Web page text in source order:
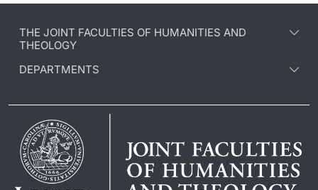
THE JOINT FACULTIES OF HUMANITIES AND
THEOLOGY
DEPARTMENTS